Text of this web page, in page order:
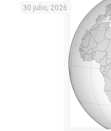
30 julio, 2026